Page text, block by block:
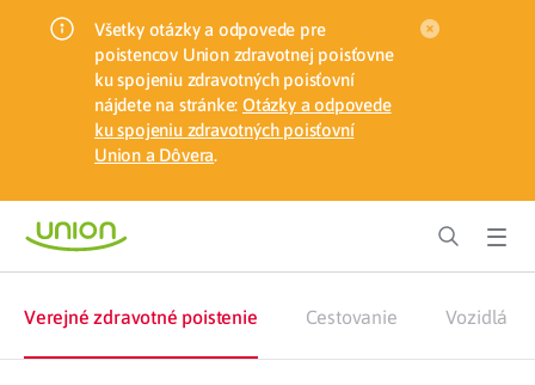
Všetky otázky a odpovede pre
poistencov Union zdravotnej poisťovne
ku spojeniu zdravotných poisťovní
nájdete na stránke: Otázky a odpovede
ku spojeniu zdravotných poisťovní
Union a Dôvera.
Cestovanie
Verejné zdravotné poistenie Vozidlá